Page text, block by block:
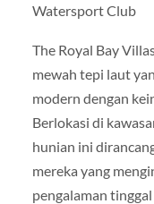
Watersport Club
The Royal Bay
mewah tepi laut
modern dengan
Berlokasi di
hunian ini
mereka yang
pengalaman